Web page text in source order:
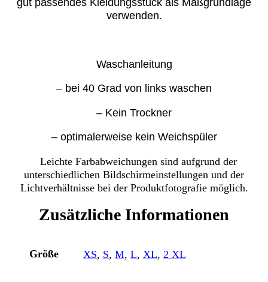
gut passendes Kleidungsstück als Maßgrundlage
verwenden.
Waschanleitung
– bei 40 Grad von links waschen
– Kein Trockner
– optimalerweise kein Weichspüler
Leichte Farbabweichungen sind aufgrund der
unterschiedlichen Bildschirmeinstellungen und der
Lichtverhältnisse bei der Produktfotografie möglich.
Zusätzliche Informationen
Größe XS, S, M, L, XL, 2 XL